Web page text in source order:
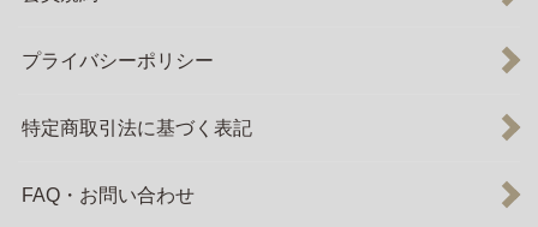
プライバシーポリシー
特定商取引法に基づく表記
FAQ・お問い合わせ